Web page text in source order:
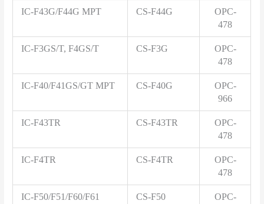
IC-F43G/F44G MPT CS-F44G
OPC-
478
IC-F3GS/T, F4GS/T CS-F3G
OPC-
478
IC-F40/F41GS/GT MPT CS-F40G
OPC-
966
IC-F43TR CS-F43TR
OPC-
478
IC-F4TR CS-F4TR
OPC-
478
IC-F50/F51/F60/F61 CS-F50
OPC-